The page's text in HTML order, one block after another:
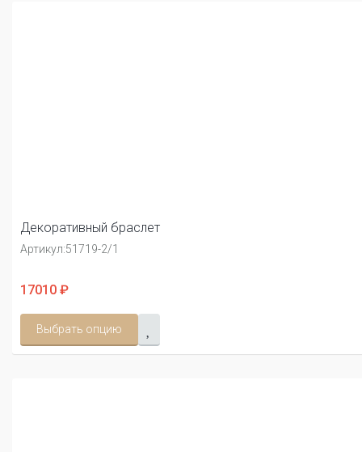
Декоративный браслет
Артикул:51719-2/1
17010 ₽
Выбрать опцию